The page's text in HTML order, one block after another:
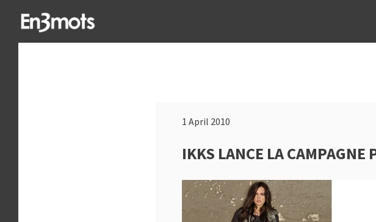
1 April 2010
IKKS LANCE LA CAMPAGNE